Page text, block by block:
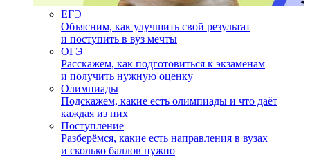
ЕГЭ
Объясним, как улучшить свой результат
и поступить в вуз мечты
ОГЭ
Расскажем, как подготовиться к экзаменам
и получить нужную оценку
Олимпиады
Подскажем, какие есть олимпиады и что даёт
каждая из них
Поступление
Разберёмся, какие есть направления в вузах
и сколько баллов нужно